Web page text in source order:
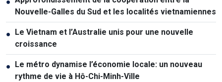
●
Nouvelle-Galles du Sud et les localités vietnamiennes
●
Le Vietnam et l’Australie unis pour une nouvelle
croissance
●
Le métro dynamise l’économie locale: un nouveau
rythme de vie à Hô-Chi-Minh-Ville